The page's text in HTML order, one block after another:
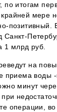
по итогам
мере
позитивный.
1 млрд руб.
на
приема воды
минут
операции,